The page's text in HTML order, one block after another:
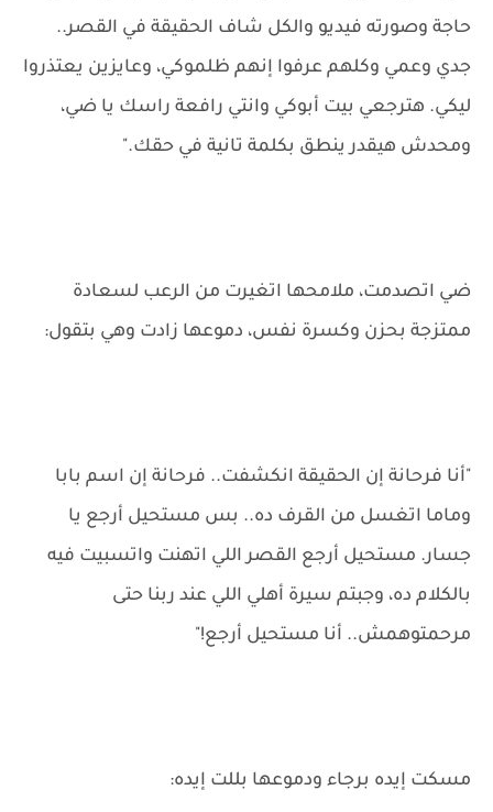
حاجة وصورته فيديو والكل شاف الحقيقة في القصر..
جدي وعمي وكلهم عرفوا إنهم ظلموكي، وعايزين يعتذروا
ليكي. هترجعي بيت أبوكي وانتي رافعة راسك يا ضي،
ومحدش هيقدر ينطق بكلمة تانية في حقك."
ضي اتصدمت، ملامحها اتغيرت من الرعب لسعادة
ممتزجة بحزن وكسرة نفس، دموعها زادت وهي بتقول:
"أنا فرحانة إن الحقيقة انكشفت.. فرحانة إن اسم بابا
وماما اتغسل من القرف ده.. بس مستحيل أرجع يا
جسار. مستحيل أرجع القصر اللي اتهنت واتسبيت فيه
بالكلام ده، وجبتم سيرة أهلي اللي عند ربنا حتى
مرحمتوهمش.. أنا مستحيل أرجع!"
مسكت إيده برجاء ودموعها بللت إيده: